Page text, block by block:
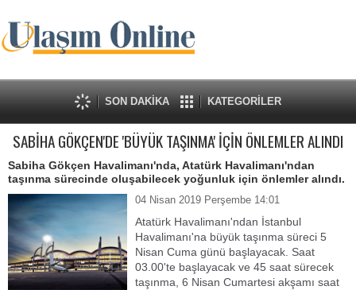
SON DAKİKA KATEGORİLER
SABİHA GÖKÇEN'DE 'BÜYÜK TAŞINMA' İÇİN ÖNLEMLER ALINDI
Sabiha Gökçen Havalimanı'nda, Atatürk Havalimanı'ndan
taşınma sürecinde oluşabilecek yoğunluk için önlemler alındı.
04 Nisan 2019 Perşembe 14:01
Atatürk Havalimanı'ndan İstanbul
Havalimanı'na büyük taşınma süreci 5
Nisan Cuma günü başlayacak. Saat
03.00'te başlayacak ve 45 saat sürecek
taşınma, 6 Nisan Cumartesi akşamı saat